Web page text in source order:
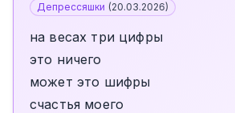
Депрессяшки (20.03.2026)
на весах три цифры
это ничего
может это шифры
счастья моего